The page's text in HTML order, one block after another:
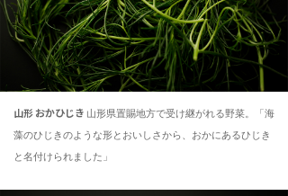
山形 おかひじき 山形県置賜地方で受け継がれる野菜。「海
藻のひじきのような形とおいしさから、おかにあるひじき
と名付けられました」